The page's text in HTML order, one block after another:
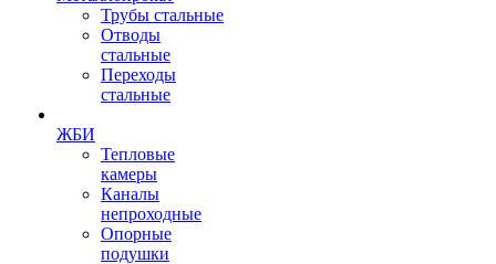
Трубы стальные
Отводы
стальные
Переходы
стальные
ЖБИ
Тепловые
камеры
Каналы
непроходные
Опорные
подушки